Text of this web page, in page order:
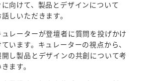
向けて、製品とデザインについて
しいただきます。
レーターが登壇者に質問を投げかけ
います。キュレーターの視点から、
し製品とデザインの共創について考
ます。